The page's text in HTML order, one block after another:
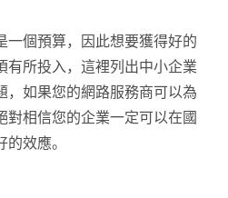
一個預算，因此想要獲得好的
有所投入，這裡列出中小企業
，如果您的網路服務商可以為
對相信您的企業一定可以在國
效應。